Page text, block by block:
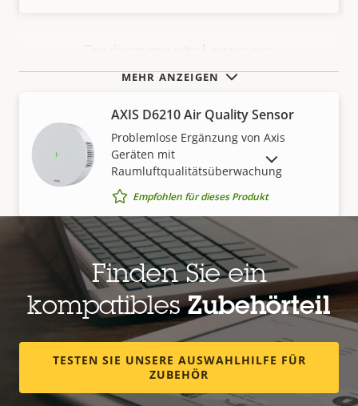
MEHR ANZEIGEN
AXIS D6210 Air Quality Sensor
Problemlose Ergänzung von Axis
Geräten mit
Raumluftqualitätsüberwachung
Empfohlen für dieses Produkt
Gehäuse und Anschlusskästen
AXIS TP3835-E Dome Smoked
Ersatz-Kuppel für ausgewählte Kameras
vom Typ AXIS P32
AUSLAUFPRODUKTE ANZEIGEN
Finden Sie ein
kompatiblesZubehörteil
TESTEN SIE UNSERE AUSWAHLHILFE FÜR
ZUBEHÖR